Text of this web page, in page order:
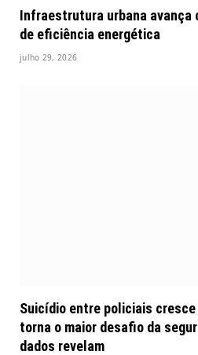
Infraestrutura urbana avança
de eficiência energética
julho 29, 2026
Suicídio entre policiais cresce
torna o maior desafio da
dados revelam